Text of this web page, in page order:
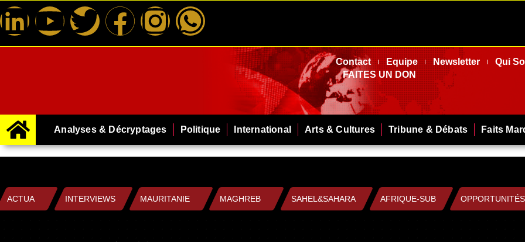
Contact Equipe Newsletter
Qui
FAITES UN DON
Analyses & Décryptages Politique International Arts & Cultures Tribune & Débats Faits
ACTUA INTERVIEWS MAURITANIE MAGHREB SAHEL&SAHARA AFRIQUE-SUB